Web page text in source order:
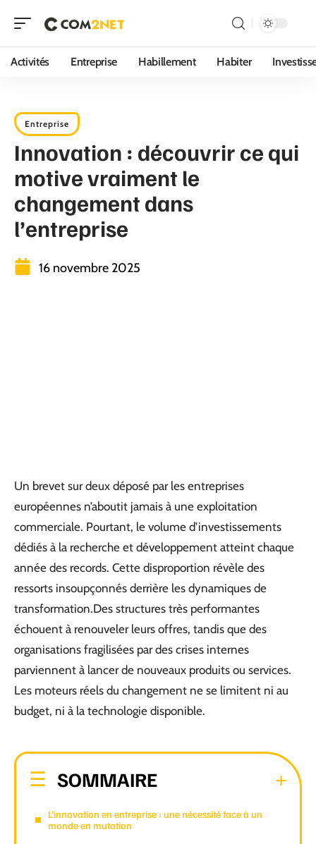
Activités Entreprise Habillement Habiter
Entreprise
Innovation : découvrir ce qui
motive vraiment le
changement dans
l’entreprise
16 novembre 2025
Un brevet sur deux déposé par les entreprises
européennes n’aboutit jamais à une exploitation
commerciale. Pourtant, le volume d’investissements
dédiés à la recherche et développement atteint chaque
année des records. Cette disproportion révèle des
ressorts insoupçonnés derrière les dynamiques de
transformation.Des structures très performantes
échouent à renouveler leurs offres, tandis que des
organisations fragilisées par des crises internes
parviennent à lancer de nouveaux produits ou services.
Les moteurs réels du changement ne se limitent ni au
budget, ni à la technologie disponible.
SOMMAIRE
L’innovation en entreprise : une nécessité face à un
monde en mutation